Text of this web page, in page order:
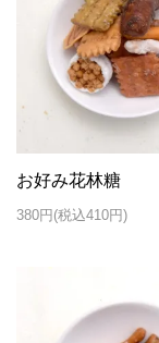
お好み花林糖
380円(税込410円)